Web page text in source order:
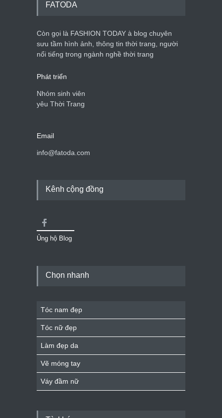
Chiếc áo dài cưới của Hoa
hậu Đỗ Hà ?
Thời trang nữ 21/10/2025
FATODA
Còn gọi là FASHION TODAY à blog chuyên
sưu tầm hình ảnh, thông tin thời trang, người
nổi tiếng trong ngành nghề thời trang
Phát triển
Nhóm sinh viên
yêu Thời Trang
Email
info@fatoda.com
Kênh cộng đồng
Ủng hộ Blog
Chọn nhanh
Tóc nam đẹp
Tóc nữ đẹp
Làm đẹp da
Vẽ móng tay
Váy đầm nữ